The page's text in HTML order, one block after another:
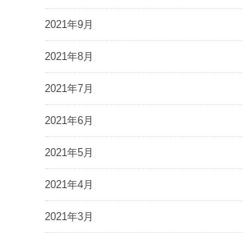
2021年9月
2021年8月
2021年7月
2021年6月
2021年5月
2021年4月
2021年3月